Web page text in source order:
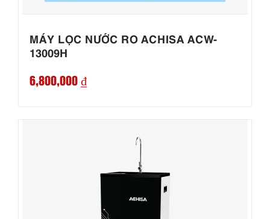
MÁY LỌC NƯỚC RO ACHISA ACW-
13009H
6,800,000 ₫